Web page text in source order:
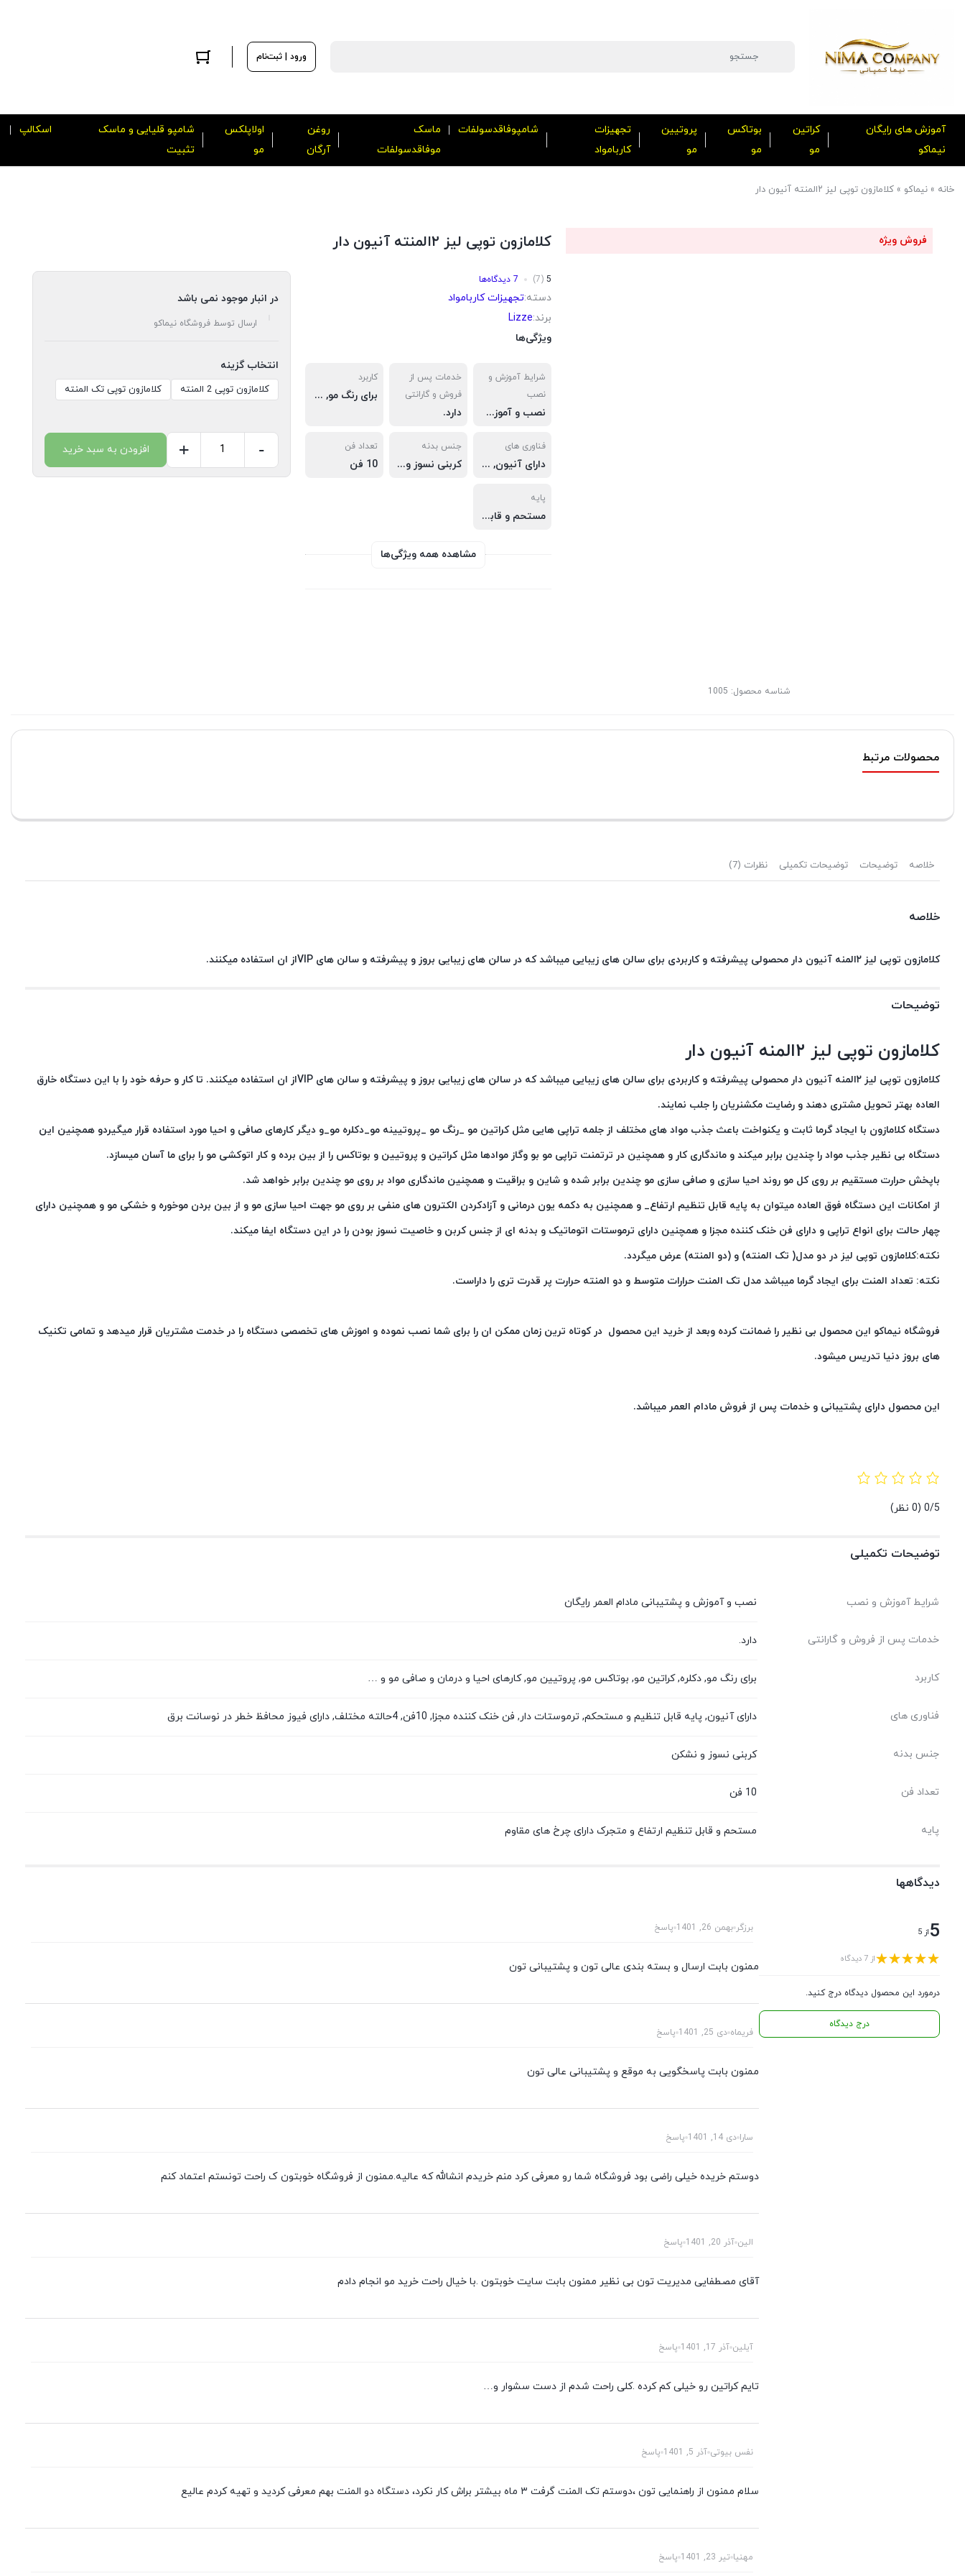
ورود | ثبت‌نام
آموزش های رایگان
نیماکو
کراتین
مو
بوتاکس
مو
پروتیین
مو
تجهیزات
کاربامواد
شامپوفاقدسولفات
ماسک
موفاقدسولفات
روغن
آرگان
اولاپلکس
مو
شامپو قلیایی و ماسک
تثبیت
اسکالپ
خانه » نیماکو » کلامازون توپی لیز ۲المنته آنیون دار
فروش ویژه
شناسه محصول: 1005
کلامازون توپی لیز ۲المنته آنیون دار
5
(7) 7 دیدگاه‌ها
دسته:تجهیزات کاربامواد
برند:Lizze
ویژگی‌ها
شرایط آموزش و
نصب
نصب و آموزش و پشتیبانی مادام العمر رایگان
خدمات پس از
فروش و گارانتی
دارد.
کاربرد
برای رنگ مو, دکلره, کراتین مو, بوتاکس مو, پروتیین مو, کارهای احیا و درمان و صافی مو و …
فناوری های
دارای آنیون, پایه قابل تنظیم و مستحکم, ترموستات دار, فن خنک کننده مجزا, 10فن, 4حالته مختلف, دارای فیوز محافظ خطر در نوسانت برق
جنس بدنه
کربنی نسوز و نشکن
تعداد فن
10 فن
پایه
مستحم و قابل تنظیم ارتفاع و متجرک دارای چرخ های مقاوم
مشاهده همه ویژگی‌ها
در انبار موجود نمی باشد
ارسال توسط فروشگاه نیماکو
انتخاب گزینه
کلامازون توپی 2 المنته کلامازون توپی تک المنته
توپی
-
+ افزودن به سبد خرید
محصولات مرتبط
خلاصه توضیحات توضیحات تکمیلی نظرات (7)
خلاصه
کلامازون توپی لیز ۲المنه آنیون دار محصولی پیشرفته و کاربردی برای سالن های زیبایی میباشد که در سالن های زیبایی بروز و پیشرفته و سالن های VIPاز ان استفاده میکنند.
توضیحات
کلامازون توپی لیز ۲المنه آنیون دار
کلامازون توپی لیز ۲المنه آنیون دار محصولی پیشرفته و کاربردی برای سالن های زیبایی میباشد که در سالن های زیبایی بروز و پیشرفته و سالن های VIPاز ان استفاده میکنند. تا کار و حرفه خود را با این دستگاه خارق
العاده بهتر تحویل مشتری دهند و رضایت مکشنریان را جلب نمایند.
دستگاه کلامازون با ایجاد گرما ثابت و یکنواخت باعث جذب مواد های مختلف از جلمه تراپی هایی مثل کراتین مو _رنگ مو _پروتیینه مو_دکلره مو_و دیگر کارهای صافی و احیا مورد استفاده قرار میگیردو همچنین این
دستگاه بی نظیر جذب مواد را چندین برابر میکند و ماندگاری کار و همچنین در ترتمنت تراپی مو بو وگاز موادها مثل کراتین و پروتیین و بوتاکس را از بین برده و کار اتوکشی مو را برای ما آسان میسازد.
باپخش حرارت مستقیم بر روی کل مو روند احیا سازی و صافی سازی مو چندین برابر شده و شاین و براقیت و همچنین ماندگاری مواد بر روی مو چندین برابر خواهد شد.
از امکانات این دستگاه فوق العاده میتوان به پایه قابل تنظیم ارتفاع_ و همچنین به دکمه یون درمانی و آزادکردن الکترون های منفی بر روی مو جهت احیا سازی مو و از بین بردن موخوره و خشکی مو و همچنین دارای
چهار حالت برای انواع تراپی و دارای فن خنک کننده مجزا و همچنین دارای ترموستات اتوماتیک و بدنه ای از جنس کربن و خاصیت نسوز بودن را در این دستگاه ایفا میکند.
نکته:کلامازون توپی لیز در دو مدل( تک المنته) و (دو المنته) عرض میگردد.
نکته: تعداد المنت برای ایجاد گرما میباشد مدل تک المنت حرارات متوسط و دو المنته حرارت پر قدرت تری را داراست.
فروشگاه نیماکو این محصول بی نظیر را ضمانت کرده وبعد از خرید این محصول در کوتاه ترین زمان ممکن ان را برای شما نصب نموده و اموزش های تخصصی دستگاه را در خدمت مشتریان قرار میدهد و تمامی تکنیک
های بروز دنیا تدریس میشود.
این محصول دارای پشتیبانی و خدمات پس از فروش مادام العمر میباشد.
0/5 (0 نظر)
توضیحات تکمیلی
شرایط آموزش و نصب نصب و آموزش و پشتیبانی مادام العمر رایگان
خدمات پس از فروش و گارانتی دارد.
کاربرد برای رنگ مو, دکلره, کراتین مو, بوتاکس مو, پروتیین مو, کارهای احیا و درمان و صافی مو و …
فناوری های دارای آنیون, پایه قابل تنظیم و مستحکم, ترموستات دار, فن خنک کننده مجزا, 10فن, 4حالته مختلف, دارای فیوز محافظ خطر در نوسانت برق
جنس بدنه کربنی نسوز و نشکن
تعداد فن 10 فن
پایه مستحم و قابل تنظیم ارتفاع و متجرک دارای چرخ های مقاوم
دیدگاهها
5از 5
از 7 دیدگاه
درمورد این محصول دیدگاه درج کنید.
درج دیدگاه
برزگر بهمن 26, 1401 پاسخ
ممنون بابت ارسال و بسته بندی عالی تون و پشتیبانی تون
فریماه دی 25, 1401 پاسخ
ممنون بابت پاسخگویی به موقع و پشتیبانی عالی تون
سارا دی 14, 1401 پاسخ
دوستم خریده خیلی راضی بود فروشگاه شما رو معرفی کرد منم خریدم انشالله که عالیه.ممنون از فروشگاه خوبتون ک راحت تونستم اعتماد کنم
الین آذر 20, 1401 پاسخ
آقای مصطفایی مدیریت تون بی نظیر ممنون بابت سایت خوبتون .با خیال راحت خرید مو انجام دادم
آیلین آذر 17, 1401 پاسخ
تایم کراتین رو خیلی کم کرده .کلی راحت شدم از دست سشوار و…
نفس بیوتی آذر 5, 1401 پاسخ
سلام ممنون از راهنمایی تون ،دوستم تک المنت گرفت ۳ ماه بیشتر براش کار نکرد، دستگاه دو المنت بهم معرفی کردید و تهیه کردم عالیع
مهنیا تیر 23, 1401 پاسخ